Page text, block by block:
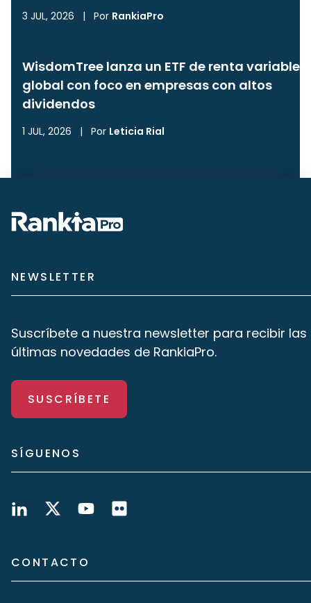
3 JUL, 2026 | Por RankiaPro
WisdomTree lanza un ETF de renta variable
global con foco en empresas con altos
dividendos
1 JUL, 2026 | Por Leticia Rial
NEWSLETTER
Suscríbete a nuestra newsletter para recibir las
últimas novedades de RankiaPro.
SUSCRÍBETE
SÍGUENOS
CONTACTO